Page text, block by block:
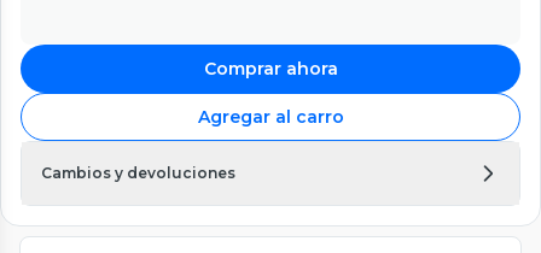
Comprar ahora
Agregar al carro
Cambios y devoluciones